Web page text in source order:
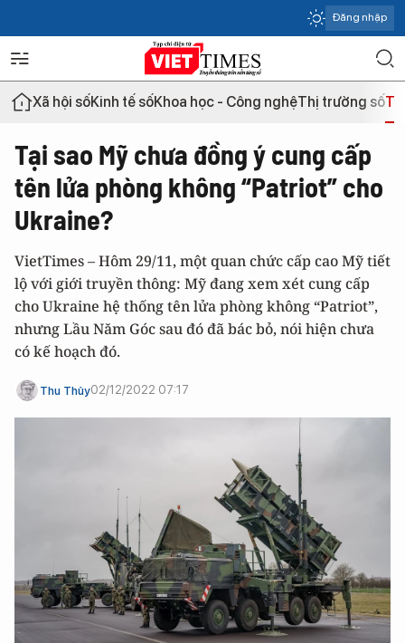
Đăng nhập
Xã hội sốKinh tế sốKhoa học - Công nghệThị trường số
Tại sao Mỹ chưa đồng ý cung cấp
tên lửa phòng không “Patriot” cho
Ukraine?
VietTimes – Hôm 29/11, một quan chức cấp cao Mỹ tiết
lộ với giới truyền thông: Mỹ đang xem xét cung cấp
cho Ukraine hệ thống tên lửa phòng không “Patriot”,
nhưng Lầu Năm Góc sau đó đã bác bỏ, nói hiện chưa
có kế hoạch đó.
Thu Thủy02/12/2022 07:17